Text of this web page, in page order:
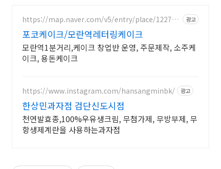
https://map.naver.com/v5/entry/place/122745
광고
포코케이크/모란역레터링케이크
모란역1분거리,케이크 창업반 운영, 주문제작, 소주케
이크, 용돈케이크
https://www.instagram.com/hansangminbk/ 광고
한상민과자점 검단신도시점
천연발효종,100%우유생크림, 무첨가제, 무방부제, 무
항생제계란을 사용하는과자점